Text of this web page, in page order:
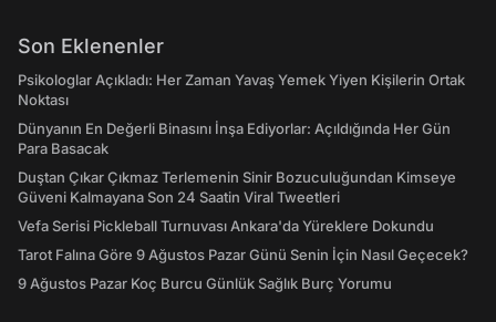
Son Eklenenler
Psikologlar Açıkladı: Her Zaman Yavaş Yemek Yiyen Kişilerin Ortak
Noktası
Dünyanın En Değerli Binasını İnşa Ediyorlar: Açıldığında Her Gün
Para Basacak
Duştan Çıkar Çıkmaz Terlemenin Sinir Bozuculuğundan Kimseye
Güveni Kalmayana Son 24 Saatin Viral Tweetleri
Vefa Serisi Pickleball Turnuvası Ankara'da Yüreklere Dokundu
Tarot Falına Göre 9 Ağustos Pazar Günü Senin İçin Nasıl Geçecek?
9 Ağustos Pazar Koç Burcu Günlük Sağlık Burç Yorumu